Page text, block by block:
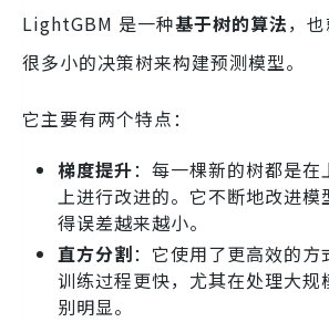
LightGBM 是一种基于树的算法，
很多小的决策树来构建预测模型。
它主要有两个特点：
梯度提升：每一棵新的树都是在
上进行改进的。它不断地改进模
得误差越来越小。
直方分割：它使用了更高效的
训练过程更快，尤其在处理大规
别明显。